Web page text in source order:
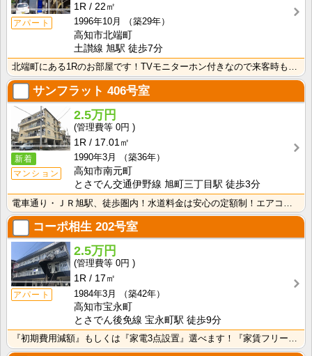
アパート
1R
22㎡
1996年10月
（築29年）
高知市北端町
土讃線 旭駅 徒歩7分
サンフラット 406号室
新着
マンション
2.5万円
0円
1R
17.01㎡
1990年3月
（築36年）
高知市南元町
とさでん交通伊野線 旭町三丁目駅 徒歩3分
コーポ相生 202号室
アパート
2.5万円
0円
1R
17㎡
1984年3月
（築42年）
高知市宝永町
とさでん後免線 宝永町駅 徒歩9分
『初期費用減額』もしくは『家電3点設置』選べます！『家賃フリーレント1ヶ月・鍵交換費用免除』ｏｒ『洗･･･